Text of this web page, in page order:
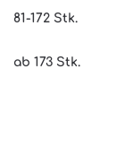
81-172 Stk.
ab 173 Stk.